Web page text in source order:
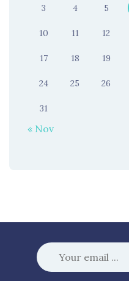
3 4 5
10 11 12
17 18 19
24 25 26
31
« Nov